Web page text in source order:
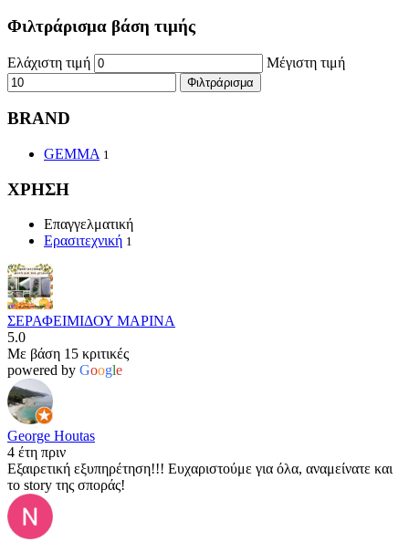
Φιλτράρισμα βάση τιμής
Ελάχιστη τιμή Μέγιστη τιμή
Φιλτράρισμα
BRAND
GEMMA 1
ΧΡΗΣΗ
Επαγγελματική
Ερασιτεχνική 1
ΣΕΡΑΦΕΙΜΙΔΟΥ ΜΑΡΙΝΑ
5.0
Με βάση 15 κριτικές
powered by Google
George Houtas
4 έτη πριν
Εξαιρετική εξυπηρέτηση!!! Ευχαριστούμε για όλα, αναμείνατε και
το story της σποράς!